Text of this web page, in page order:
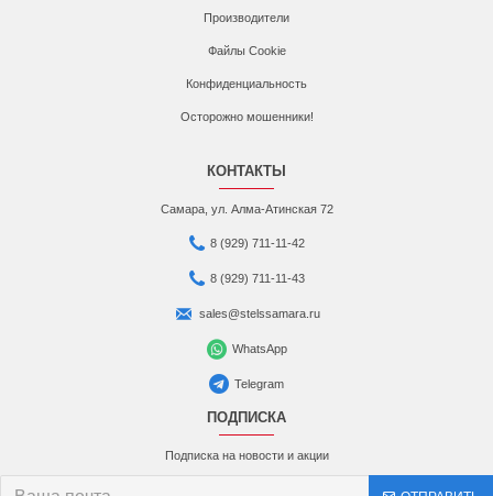
Производители
Файлы Cookie
Конфиденциальность
Осторожно мошенники!
КОНТАКТЫ
Самара, ул. Алма-Атинская 72
8 (929) 711-11-42
8 (929) 711-11-43
sales@stelssamara.ru
WhatsApp
Telegram
ПОДПИСКА
Подписка на новости и акции